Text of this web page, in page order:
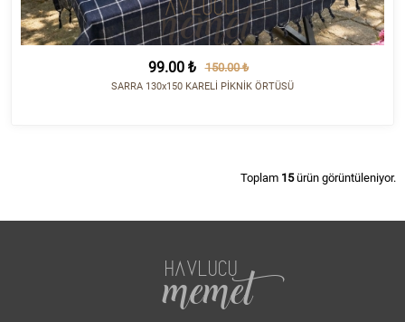
99.00 ₺ 150.00 ₺
SARRA 130x150 KARELİ PİKNİK ÖRTÜSÜ
Toplam 15ürün görüntüleniyor.
HAVLUCU
memet